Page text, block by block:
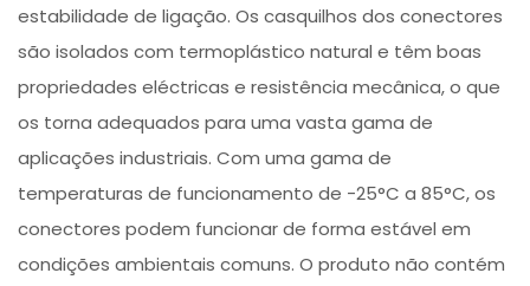
estabilidade de ligação. Os casquilhos dos conectores
são isolados com termoplástico natural e têm boas
propriedades eléctricas e resistência mecânica, o que
os torna adequados para uma vasta gama de
aplicações industriais. Com uma gama de
temperaturas de funcionamento de -25°C a 85°C, os
conectores podem funcionar de forma estável em
condições ambientais comuns. O produto não contém